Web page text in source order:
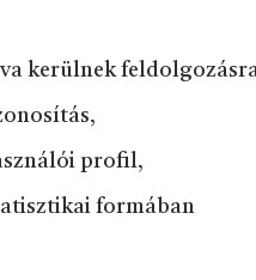
kerülnek
profil,
formában